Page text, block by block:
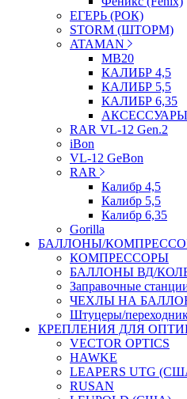
ЕГЕРЬ (РОК)
STORM (ШТОРМ)
ATAMAN
МВ20
КАЛИБР 4,5
КАЛИБР 5,5
КАЛИБР 6,35
АКСЕССУАРЫ
RAR VL-12 Gen.2
iBon
VL-12 GeBon
RAR
Калибр 4,5
Калибр 5,5
Калибр 6,35
Gorilla
БАЛЛОНЫ/
КОМПРЕССОРЫ
БАЛЛОНЫ ВД/
Заправочные
ЧЕХЛЫ НА
Штуцеры/
КРЕПЛЕНИЯ ДЛЯ
VECTOR OPTICS
HAWKE
LEAPERS UTG
RUSAN